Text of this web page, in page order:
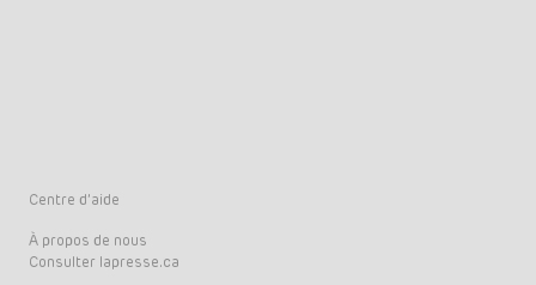
Centre d’aide
À propos de nous
Consulter lapresse.ca